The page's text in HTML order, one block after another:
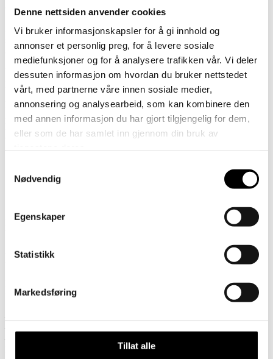
Denne nettsiden anvender cookies
Vi bruker informasjonskapsler for å gi innhold og
annonser et personlig preg, for å levere sosiale
mediefunksjoner og for å analysere trafikken vår. Vi deler
dessuten informasjon om hvordan du bruker nettstedet
vårt, med partnerne våre innen sosiale medier,
annonsering og analysearbeid, som kan kombinere den
med annen informasjon du har gjort tilgjengelig for dem,
eller som de har samlet inn gjennom din bruk av
Nødvendig
Egenskaper
Statistikk
Markedsføring
Tillat alle
oppfylle våre forpliktelser overfor deg, som er:
1. Logistikkselskaper.
2. IT-tjenester (selskaper som håndterer nødvendig drift, teknisk
av våre IT-løsninger).
Uavhengige behandlingsansvarlige som vi deler
personopplysningene dine med er:
1. Swedbank Pay og Swedbank som leverandør av vårt
kassasystem.
2. Offentlige myndigheter hvis vi er pålagt å gjøre det i henhold til
om en straffbar handling.
Slik beskytter vi informasjonen din
personopplysningene dine for at vi skal kunne oppfylle de formålene
Personopplysninger
Når du legger inn en bestilling på tornedalens.com, samler vi inn
følgende personopplysninger:
For å oppfylle forbrukerkjøpslovens bestemmelser om angrerett og